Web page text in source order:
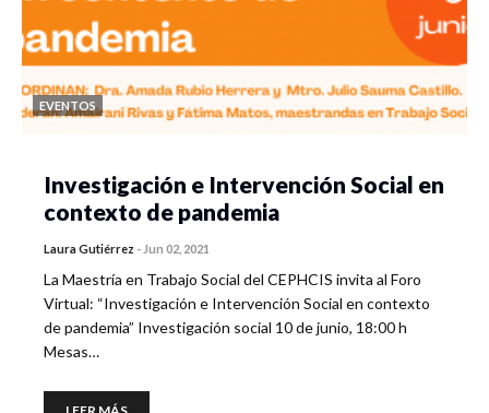
EVENTOS
Investigación e Intervención Social en
contexto de pandemia
Laura Gutiérrez - Jun 02, 2021
La Maestría en Trabajo Social del CEPHCIS invita al Foro
Virtual: “Investigación e Intervención Social en contexto
de pandemia” Investigación social 10 de junio, 18:00 h
Mesas…